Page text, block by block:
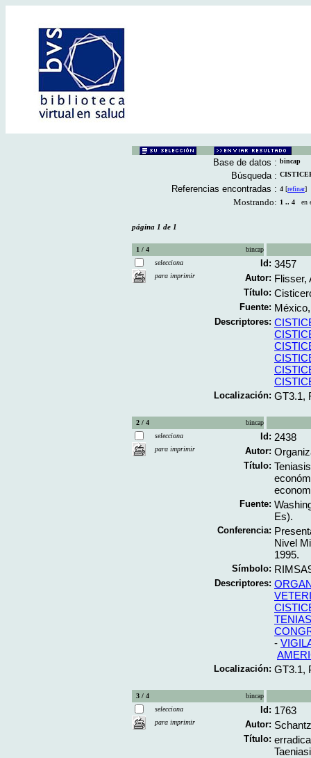
Base de datos : bincap
Búsqueda :
Referencias encontradas : 4 [refinar]
Mostrando: 1 .. 4 en
página 1 de 1
1 / 4
bincap
selecciona
para imprimir
Id: 3457
Autor: Flisser,
Título:
Fuente:
Descriptores:
Localización: GT3.1,
2 / 4
bincap
selecciona
para imprimir
Id: 2438
Autor:
Título:
Fuente:
Es).
Conferencia:
Nivel
1995.
Símbolo:
Descriptores:
-
Localización: GT3.1,
3 / 4
bincap
selecciona
para imprimir
Id: 1763
Autor:
Título: